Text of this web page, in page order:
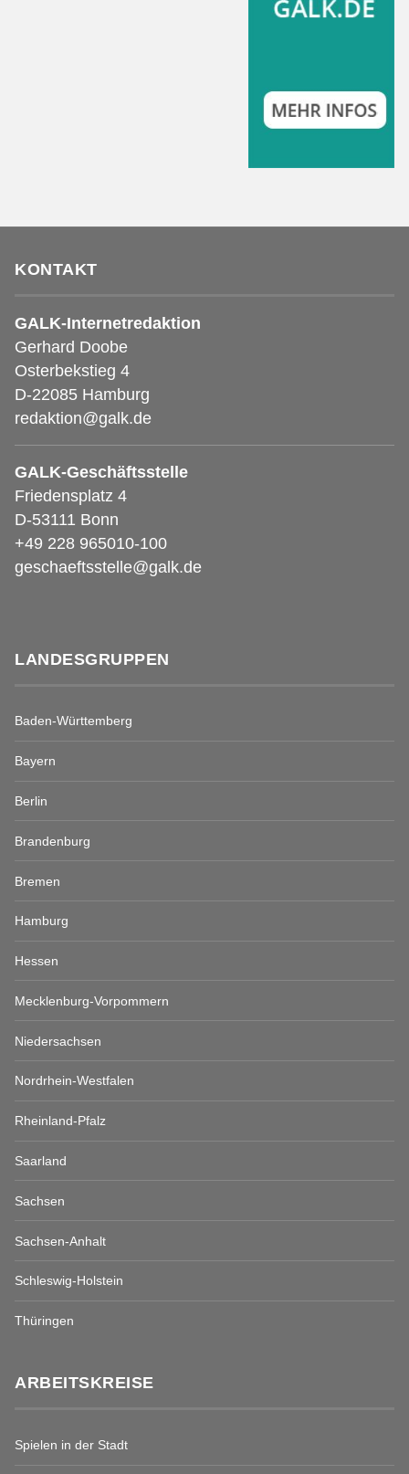
KONTAKT
GALK-Internetredaktion
Gerhard Doobe
Osterbekstieg 4
D-22085 Hamburg
redaktion@galk.de
GALK-Geschäftsstelle
Friedensplatz 4
D-53111 Bonn
+49 228 965010-100
geschaeftsstelle@galk.de
LANDESGRUPPEN
Baden-Württemberg
Bayern
Berlin
Brandenburg
Bremen
Hamburg
Hessen
Mecklenburg-Vorpommern
Niedersachsen
Nordrhein-Westfalen
Rheinland-Pfalz
Saarland
Sachsen
Sachsen-Anhalt
Schleswig-Holstein
Thüringen
ARBEITSKREISE
Spielen in der Stadt